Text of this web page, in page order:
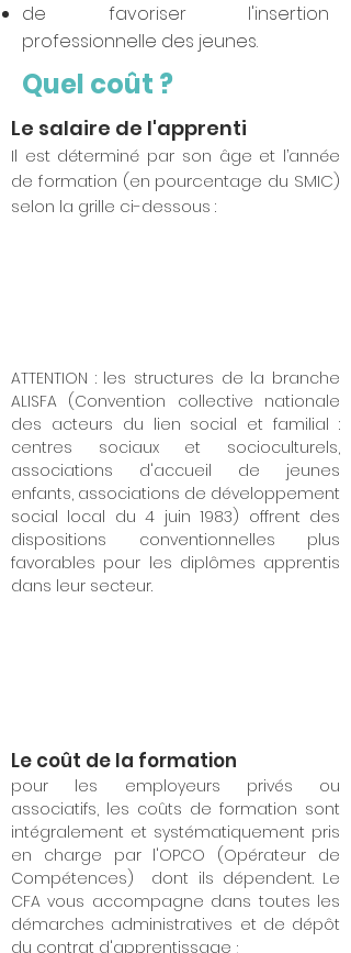
de favoriser l'insertion
professionnelle des jeunes.
Quel coût ?
Le salaire de l'apprenti
Il est déterminé par son âge et l’année
de formation (en pourcentage du SMIC)
selon la grille ci-dessous :
ATTENTION : les structures de la branche
ALISFA (Convention collective nationale
des acteurs du lien social et familial :
centres sociaux et socioculturels,
associations d'accueil de jeunes
enfants, associations de développement
social local du 4 juin 1983) offrent des
dispositions conventionnelles plus
favorables pour les diplômes apprentis
dans leur secteur.
Le coût de la formation
pour les employeurs privés ou
associatifs, les coûts de formation sont
intégralement et systématiquement pris
en charge par l'OPCO (Opérateur de
Compétences) dont ils dépendent. Le
CFA vous accompagne dans toutes les
démarches administratives et de dépôt
du contrat d'apprentissage ;